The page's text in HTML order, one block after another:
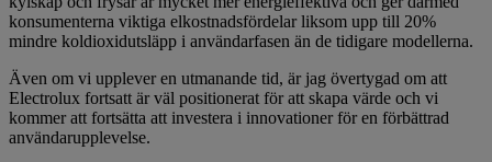
konsumenterna viktiga elkostnadsfördelar liksom upp till 20%
mindre koldioxidutsläpp i användarfasen än de tidigare modellerna.
Även om vi upplever en utmanande tid, är jag övertygad om att
Electrolux fortsatt är väl positionerat för att skapa värde och vi
kommer att fortsätta att investera i innovationer för en förbättrad
användarupplevelse.